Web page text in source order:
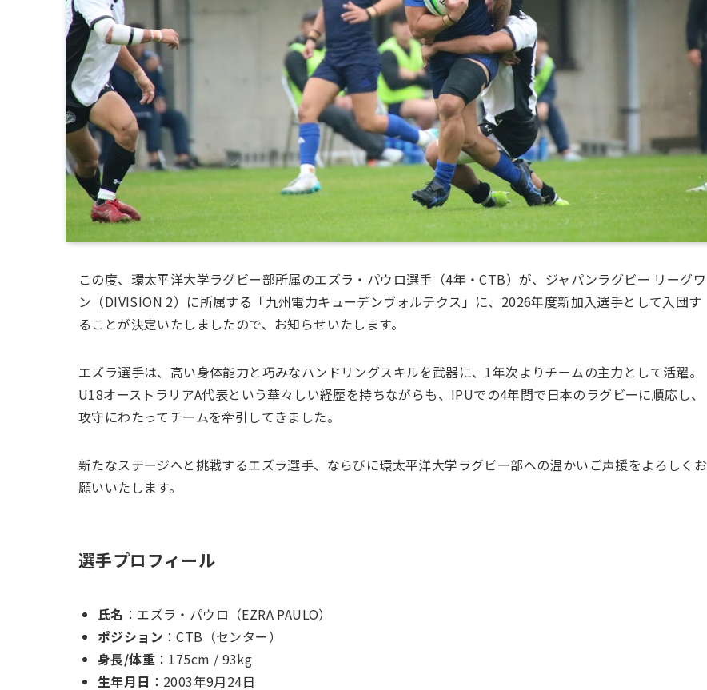
この度、環太平洋大学ラグビー部所属のエズラ・パウロ選手（4年・CTB）が、ジャパンラグビー リーグワ
ン（DIVISION 2）に所属する「九州電力キューデンヴォルテクス」に、2026年度新加入選手として入団す
ることが決定いたしましたので、お知らせいたします。
エズラ選手は、高い身体能力と巧みなハンドリングスキルを武器に、1年次よりチームの主力として活躍。
U18オーストラリアA代表という華々しい経歴を持ちながらも、IPUでの4年間で日本のラグビーに順応し、
攻守にわたってチームを牽引してきました。
新たなステージへと挑戦するエズラ選手、ならびに環太平洋大学ラグビー部への温かいご声援をよろしくお
願いいたします。
選手プロフィール
氏名 ：エズラ・パウロ（EZRA PAULO）
ポジション ：CTB（センター）
身長/体重 ：175cm / 93kg
生年月日 ：2003年9月24日